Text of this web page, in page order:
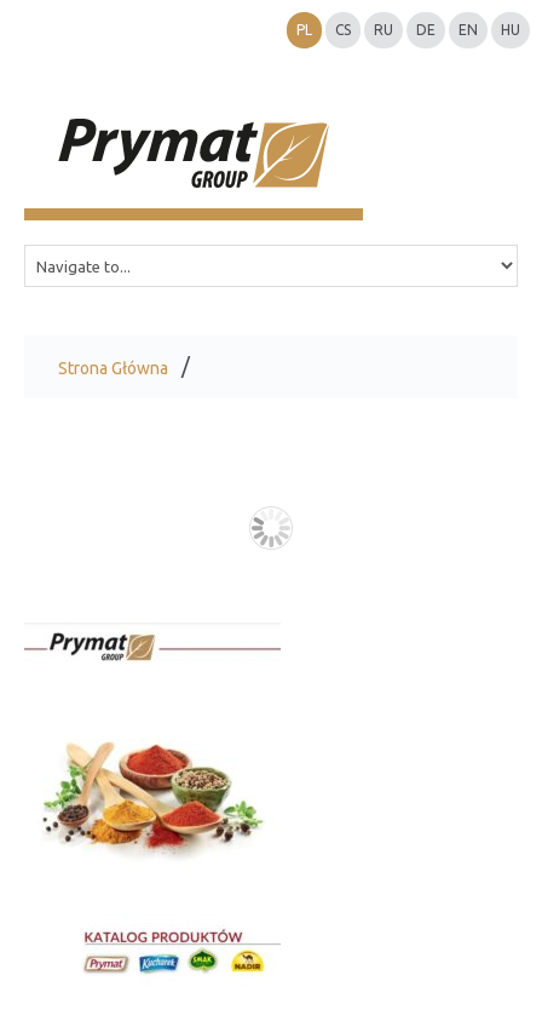
PL CS RU DE EN HU
Strona Główna